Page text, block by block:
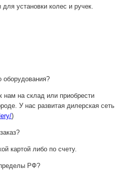
установки колес и ручек.
оборудования?
на склад или приобрести
У нас развитая дилерская сеть
)
картой либо по счету.
РФ?